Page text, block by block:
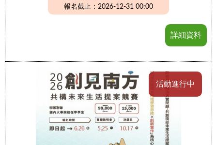
報名截止：2026-12-31 00:00
詳細資料
活動進行中